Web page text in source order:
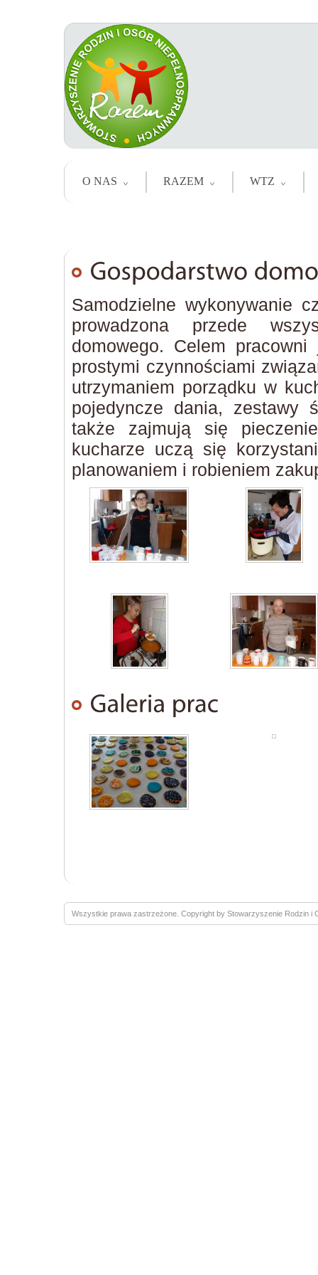
O NAS RAZEM WTZ
Samodzielne wykonywanie
prowadzona przede
domowego. Celem
prostymi czynnościami
utrzymaniem porządku w
pojedyncze dania, zestawy
także zajmują się
kucharze uczą się
planowaniem i robieniem
Wszystkie prawa zastrzeżone. Copyright by Stowarzyszenie Rodzin i